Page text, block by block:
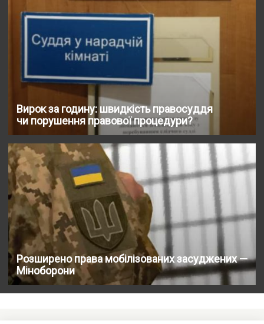
Вирок за годину: швидкість правосуддя
чи порушення правової процедури?
Розширено права мобілізованих засуджених —
Міноборони